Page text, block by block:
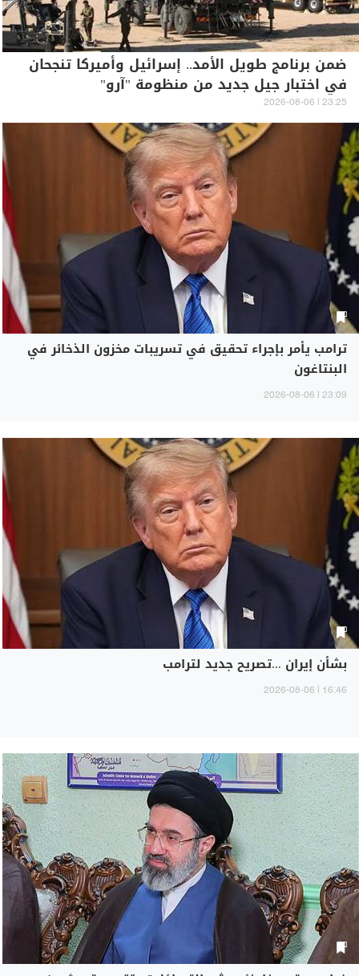
ضمن برنامج طويل الأمد.. إسرائيل وأميركا تنجحان
في اختبار جيل جديد من منظومة "آرو"
23:25 | 2026-08-06
ترامب يأمر بإجراء تحقيق في تسريبات مخزون الذخائر في
البنتاغون
23:09 | 2026-08-06
بشأن إيران ...تصريح جديد لترامب
16:46 | 2026-08-06